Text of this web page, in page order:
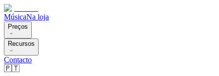
MúsicaNa loja
Preços
Recursos
Contacto
🇵🇹